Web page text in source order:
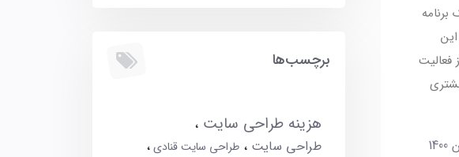
فعالیت
برچسب‌ها
هزینه طراحی سایت
طراحی سایت
طراحی سایت قنادی